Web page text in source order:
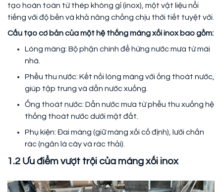
tạo hoàn toàn từ thép không gỉ (inox), một vật liệu nổi
tiếng với độ bền và khả năng chống chịu thời tiết tuyệt vời.
Cấu tạo cơ bản của một hệ thống máng xối inox bao gồm:
Lòng máng: Bộ phận chính để hứng nước mưa từ mái
nhà.
Phễu thu nước: Kết nối lòng máng với ống thoát nước,
giúp tập trung và dẫn nước xuống.
Ống thoát nước: Dẫn nước mưa từ phễu thu xuống hệ
thống thoát nước dưới mặt đất.
Phụ kiện: Đai máng (giữ máng xối cố định), lưới chắn
rác (ngăn lá cây và rác thải).
1.2 Ưu điểm vượt trội của máng xối inox